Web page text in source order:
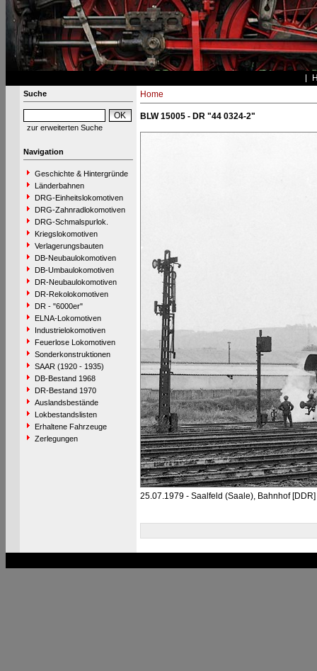
Suche
zur erweiterten Suche
Navigation
Geschichte & Hintergründe
Länderbahnen
DRG-Einheitslokomotiven
DRG-Zahnradlokomotiven
DRG-Schmalspurlok.
Kriegslokomotiven
Verlagerungsbauten
DB-Neubaulokomotiven
DB-Umbaulokomotiven
DR-Neubaulokomotiven
DR-Rekolokomotiven
DR - "6000er"
ELNA-Lokomotiven
Industrielokomotiven
Feuerlose Lokomotiven
Sonderkonstruktionen
SAAR (1920 - 1935)
DB-Bestand 1968
DR-Bestand 1970
Auslandsbestände
Lokbestandslisten
Erhaltene Fahrzeuge
Zerlegungen
Home
BLW 15005 - DR "44 0324-2"
25.07.1979 - Saalfeld (Saale), Bahnhof [DDR]